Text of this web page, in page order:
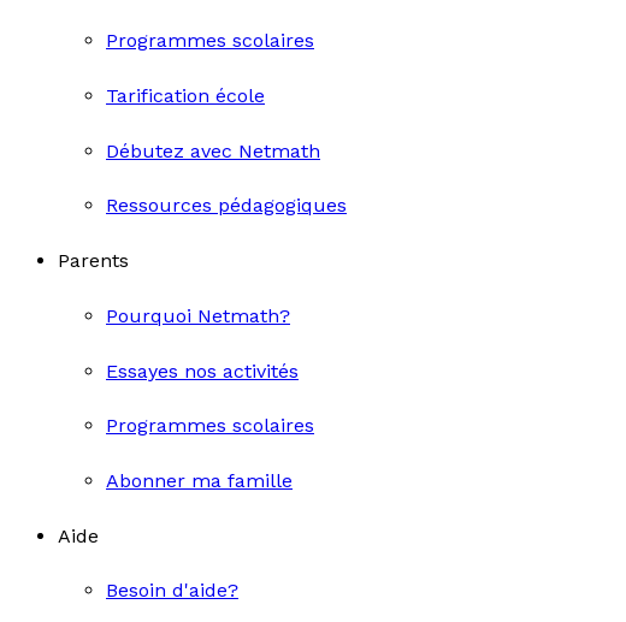
Programmes scolaires
Tarification école
Débutez avec Netmath
Ressources pédagogiques
Parents
Pourquoi Netmath?
Essayes nos activités
Programmes scolaires
Abonner ma famille
Aide
Besoin d'aide?